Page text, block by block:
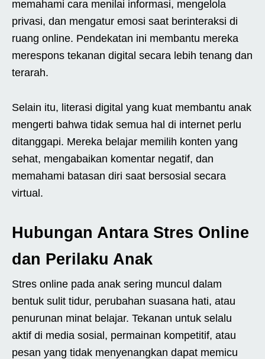
memahami cara menilai informasi, mengelola
privasi, dan mengatur emosi saat berinteraksi di
ruang online. Pendekatan ini membantu mereka
merespons tekanan digital secara lebih tenang dan
terarah.
Selain itu, literasi digital yang kuat membantu anak
mengerti bahwa tidak semua hal di internet perlu
ditanggapi. Mereka belajar memilih konten yang
sehat, mengabaikan komentar negatif, dan
memahami batasan diri saat bersosial secara
virtual.
Hubungan Antara Stres Online
dan Perilaku Anak
Stres online pada anak sering muncul dalam
bentuk sulit tidur, perubahan suasana hati, atau
penurunan minat belajar. Tekanan untuk selalu
aktif di media sosial, permainan kompetitif, atau
pesan yang tidak menyenangkan dapat memicu